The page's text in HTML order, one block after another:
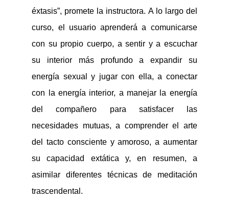
éxtasis”, promete la instructora. A lo largo del
curso, el usuario aprenderá a comunicarse
con su propio cuerpo, a sentir y a escuchar
su interior más profundo a expandir su
energía sexual y jugar con ella, a conectar
con la energía interior, a manejar la energía
del compañero para satisfacer las
necesidades mutuas, a comprender el arte
del tacto consciente y amoroso, a aumentar
su capacidad extática y, en resumen, a
asimilar diferentes técnicas de meditación
trascendental.